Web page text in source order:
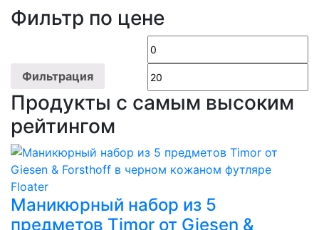
Фильтр по цене
Минимальная
Фильтрация
Продукты с самым высоким
рейтингом
Маникюрный набор из 5
предметов Timor от Giesen &